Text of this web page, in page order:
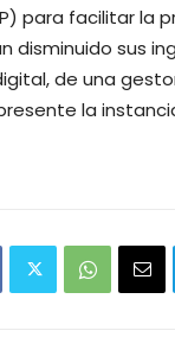
para facilitar
disminuido sus
de una
la